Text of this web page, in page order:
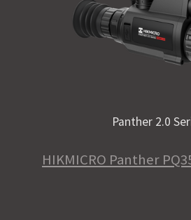
Panther 2.0
HIKMICRO Panther